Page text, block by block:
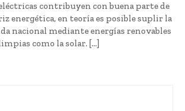
contribuyen con buena parte de
energética, en teoría es posible suplir la
nacional mediante energías renovables
como la solar. […]